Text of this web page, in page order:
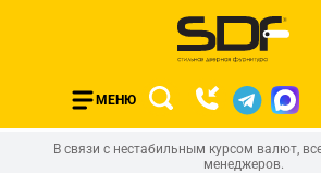
МЕНЮ
В связи с нестабильным курсом валют,
менеджеров.